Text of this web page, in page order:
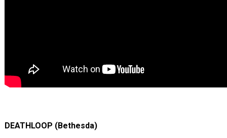
DEATHLOOP (Bethesda)